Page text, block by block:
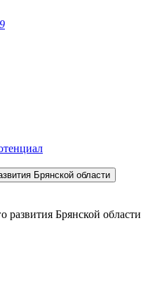
Брянской области
развития Брянской области